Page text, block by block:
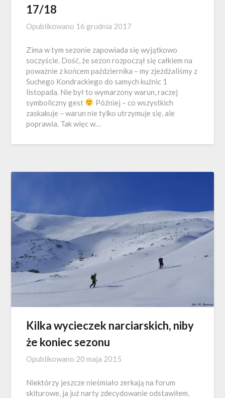
17/18
Opublikowano 16 grudnia 2017
Zima w tym sezonie zapowiada się wyjątkowo
soczyście. Dość, że sezon rozpoczął się całkiem na
poważnie z końcem października – my zjeżdżaliśmy z
Suchego Kondrackiego do samych kuźnic 1
listopada. Nie był to wymarzony warun, raczej
symboliczny gest
Później – co wszystkich
zaskakuje – warun nie tylko utrzymuje się, ale
poprawia. Tak więc w…
Kilka wycieczek narciarskich, niby
że koniec sezonu
Opublikowano 20 maja 2015
Niektórzy jeszcze nieśmiało zerkają na forum
skiturowe, ja już narty zdecydowanie odstawiłem.